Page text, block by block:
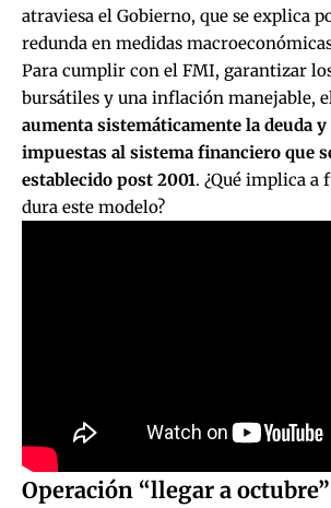
atraviesa el Gobierno, que se explica
redunda en medidas
Para cumplir con el FMI, garantizar
bursátiles y una inflación manejable,
aumenta sistemáticamente la deuda
impuestas al sistema financiero que
establecido post 2001. ¿Qué implica a
dura este modelo?
Operación “llegar a octubre”